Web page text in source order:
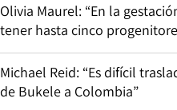
Olivia Maurel: “En la
tener hasta cinco
Michael Reid: “Es difícil
de Bukele a Colombia”